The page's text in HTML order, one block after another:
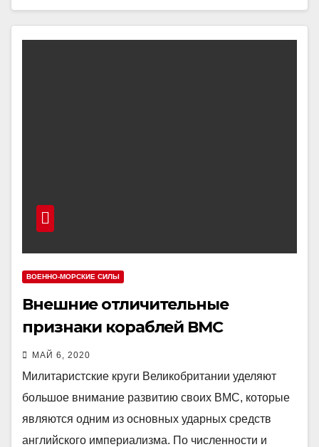
ВОЕННО-МОРСКИЕ СИЛЫ
Внешние отличительные
признаки кораблей ВМС
Великобритании
МАЙ 6, 2020
Милитаристские круги Великобритании уделяют
большое внимание развитию своих ВМС, которые
являются одним из основных ударных средств
английского империализма. По численности и